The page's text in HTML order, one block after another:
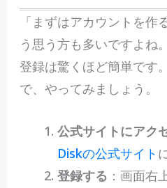
「まずはアカウントを作
う思う方も多いですよね
登録は驚くほど簡単です
で、やってみましょう。
公式サイトにアク
Diskの公式サイト
登録する ：画面右